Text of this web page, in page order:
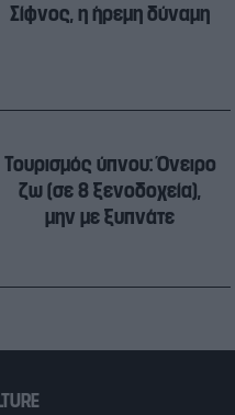
Σίφνος, η ήρεμη δύναμη
Τουρισμός ύπνου: Όνειρο
ζω (σε 8 ξενοδοχεία),
μην με ξυπνάτε